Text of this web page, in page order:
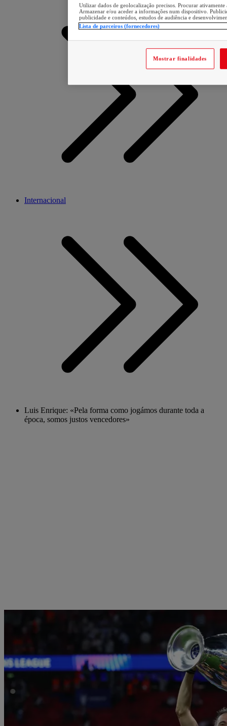
Internacional
Luis Enrique: «Pela forma como jogámos durante toda a
época, somos justos vencedores»
Utilizar dados de geolocalização precisos. Procurar
Armazenar e/ou aceder a informações num dispositivo.
publicidade e conteúdos, estudos de audiência e
Lista de parceiros (fornecedores)
Mostrar finalidades